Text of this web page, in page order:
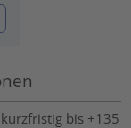
kurzfristig bis +135